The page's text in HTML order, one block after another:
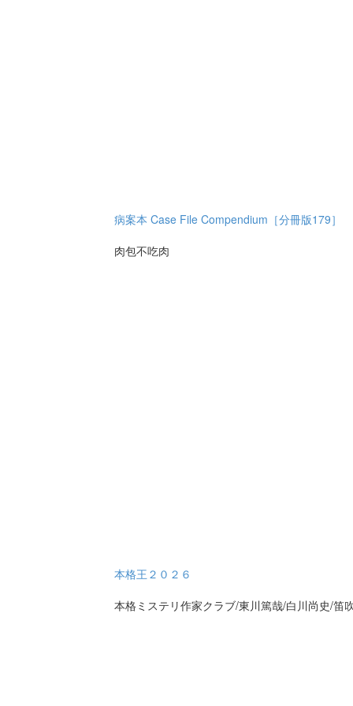
病案本 Case File Compendium［分冊版179］
肉包不吃肉
本格王２０２６
本格ミステリ作家クラブ/東川篤哉/白川尚史/笛